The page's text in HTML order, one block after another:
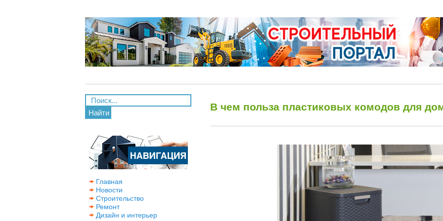
Найти
Главная
Новости
Строительство
Ремонт
Дизайн и интерьер
В чем польза пластиковых комодов для